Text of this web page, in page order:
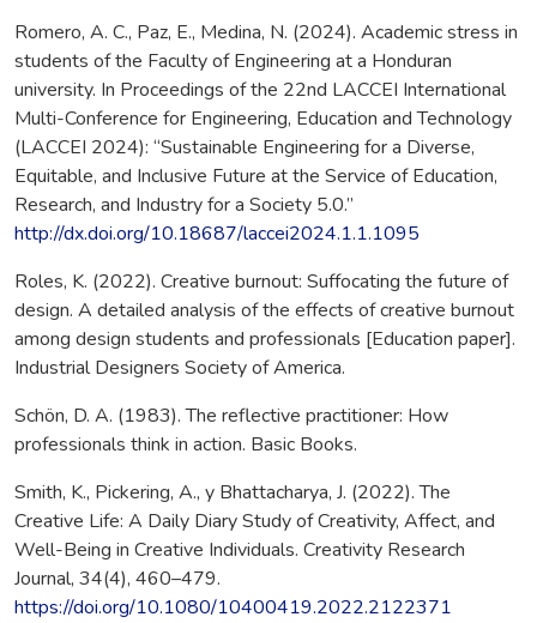
Romero, A. C., Paz, E., Medina, N. (2024). Academic stress in
students of the Faculty of Engineering at a Honduran
university. In Proceedings of the 22nd LACCEI International
Multi-Conference for Engineering, Education and Technology
(LACCEI 2024): “Sustainable Engineering for a Diverse,
Equitable, and Inclusive Future at the Service of Education,
Research, and Industry for a Society 5.0.”
http://dx.doi.org/10.18687/laccei2024.1.1.1095
Roles, K. (2022). Creative burnout: Suffocating the future of
design. A detailed analysis of the effects of creative burnout
among design students and professionals [Education paper].
Industrial Designers Society of America.
Schön, D. A. (1983). The reflective practitioner: How
professionals think in action. Basic Books.
Smith, K., Pickering, A., y Bhattacharya, J. (2022). The
Creative Life: A Daily Diary Study of Creativity, Affect, and
Well-Being in Creative Individuals. Creativity Research
Journal, 34(4), 460–479.
https://doi.org/10.1080/10400419.2022.2122371